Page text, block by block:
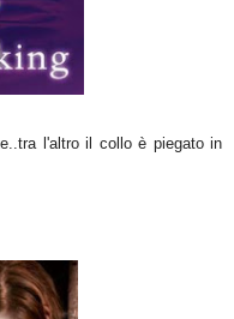
l'altro il collo è piegato in